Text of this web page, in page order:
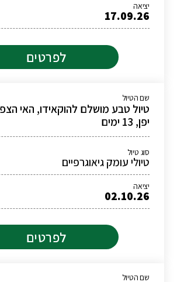
יציאה
17.09.26
לפרטים
שם הטיול
טיול טבע מושלם להוקאידו, האי
יפן, 13 ימים
סוג טיול
טיולי עומק גיאוגרפיים
יציאה
02.10.26
לפרטים
שם הטיול